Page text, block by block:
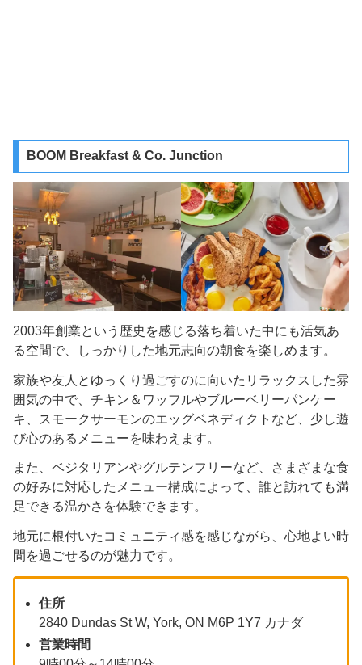
BOOM Breakfast & Co. Junction
2003年創業という歴史を感じる落ち着いた中にも活気あ
る空間で、しっかりした地元志向の朝食を楽しめます。
家族や友人とゆっくり過ごすのに向いたリラックスした雰
囲気の中で、チキン＆ワッフルやブルーベリーパンケー
キ、スモークサーモンのエッグベネディクトなど、少し遊
び心のあるメニューを味わえます。
また、ベジタリアンやグルテンフリーなど、さまざまな食
の好みに対応したメニュー構成によって、誰と訪れても満
足できる温かさを体験できます。
地元に根付いたコミュニティ感を感じながら、心地よい時
間を過ごせるのが魅力です。
住所
2840 Dundas St W, York, ON M6P 1Y7 カナダ
営業時間